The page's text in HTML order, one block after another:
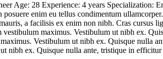
Age: 28 Experience: 4 years Specialization:
posuere enim eu tellus condimentum
a facilisis ex enim non nibh. Cras cursus
maximus. Vestibulum ut nibh ex.
Vestibulum ut nibh ex. Quisque nulla
nibh ex. Quisque nulla ante, tristique in